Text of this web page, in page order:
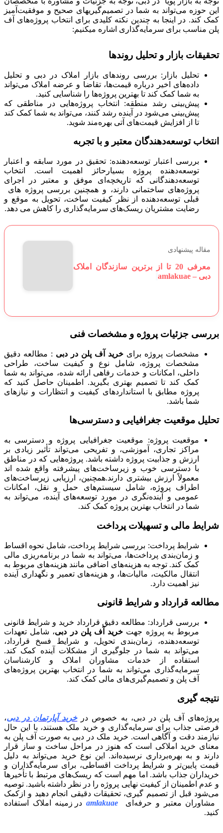
این حوزه می‌تواند به شما در تصمیم‌گیریهای صحیح و موفقیت‌آمیز
کمک کند. در اینجا به چندین نکته کلیدی برای انتخاب پروژه‌های آف
پلن مناسب برای سرمایه‌گذاری اشاره میکنیم:
تحقیقات بازار و تحلیل روندها
تحلیل بازار: بررسی روندهای بازار املاک در دبی و تحلیل
داده‌های اخیر درباره قیمت‌ها، تقاضا و عرضه املاک می‌تواند
به شما کمک کند تا بهترین پروژه‌ها را شناسایی کنید.
پیش‌بینی رشد منطقه: انتخاب پروژه‌هایی در مناطقی که
پیش‌بینی می‌شود در آینده رشد کنند، می‌تواند به شما کمک کند
تا از افزایش قیمت‌های آتی بهره‌مند شوید.
انتخاب توسعه‌دهندگان معتبر و با تجربه
بررسی اعتبار توسعه‌دهنده: تحقیق در مورد سابقه و اعتبار
توسعه‌دهنده پروژه بسیارحائز اهمیت است. انتخاب
توسعه‌دهندگانی که تاریخچه‌ای موفق و معتبر در اجرای
پروژه‌های ساختمانی دارند، و همچنین بررسی پروژه های
قبلی توسعه‌دهنده از نظر کیفیت ساخت، تحویل به موقع و
رضایت مشتریان ریسک‌های سرمایه‌گذاری را کاهش می دهد.
مقاله پیشنهادی
معرفی 20 تا از برترین سازندگان املاک
دبی – amlakuae
بررسی جزئیات پروژه و مشخصات فنی
مشخصات پروژه برای خرید آف پلن در دبی : مطالعه دقیق
مشخصات پروژه، شامل نوع و کیفیت ساخت، طراحی
داخلی، امکانات و خدمات رفاهی ارائه شده، می‌تواند به شما
کمک کند تا تصمیم بهتری بگیرید. اطمینان حاصل کنید که
پروژه مطابق با استانداردهای کیفیت و انتظارات و نیازهای
شما باشد.
تحلیل موقعیت جغرافیایی و دسترسی‌ها
موقعیت پروژه: موقعیت جغرافیایی پروژه و دسترسی به
مراکز تجاری، آموزشی، و تفریحی می‌تواند تأثیر زیادی بر
ارزش و جذابیت پروژه داشته باشد. پروژه‌هایی که در مناطق
با دسترسی خوب و زیرساخت‌های پیشرفته واقع شده اند
معمولاً ارزش بیشتری دارند.همچنین، ارزیابی زیرساخت‌های
اطراف پروژه، شامل سیستم‌های حمل و نقل، امکانات
عمومی و آینده‌نگری در مورد توسعه‌های آینده، می‌تواند به
شما در انتخاب بهترین پروژه کمک کند.
شرایط مالی و تسهیلات پرداخت
شرایط پرداخت: بررسی شرایط پرداخت، شامل نحوه اقساط
و زمان‌بندی پرداخت‌ها، می‌تواند به شما در برنامه‌ریزی مالی
کمک کند. توجه به هزینه‌های اضافی مانند هزینه‌های مربوط به
انتقال مالکیت، مالیات‌ها، و هزینه‌های تعمیر و نگهداری آینده
نیز اهمیت دارد.
مطالعه قرارداد و شرایط قانونی
بررسی قرارداد: مطالعه دقیق قرارداد خرید و شرایط قانونی
مربوط به پروژه جهت خرید آف پلن در دبی، شامل تعهدات
توسعه‌دهنده، زمان‌بندی تحویل، و شرایط فسخ قرارداد،
می‌تواند به شما در جلوگیری از مشکلات آینده کمک کند.
استفاده از خدمات مشاوران املاک و کارشناسان
سرمایه‌گذاری می‌تواند به شما در انتخاب بهترین پروژه‌های
آف پلن و تصمیم‌گیری‌های مالی کمک کند.
نتیجه گیری
پروژه‌های آف پلن در دبی، به خصوص درخرید آپارتمان در دبی،
فرصتی جذاب برای سرمایه‌گذاری و خرید ملک هستند، با این حال
نیازمند دقت و آگاهی است. خرید ملک در دبی به صورت آف پلن به
معنای خرید املاکی است که هنوز در مراحل ساخت و ساز قرار
دارند و به بهره‌برداری نرسیده‌اند. این نوع خرید می‌تواند به دلیل
قیمت پایین‌تر و شرایط پرداخت اقساطی، برای سرمایه‌گذاران و
خریداران جذاب باشد. اما مهم است که ریسک‌های مرتبط با تأخیرها
و عدم اطمینان از کیفیت نهایی پروژه را در نظر داشته باشید. توصیه
می‌شود قبل از تصمیم گیری، تحقیقات دقیقی انجام دهید و ازکمک
مشاوران معتبر و حرفه‌ای amlakuae در زمینه املاک استفاده
کنید.